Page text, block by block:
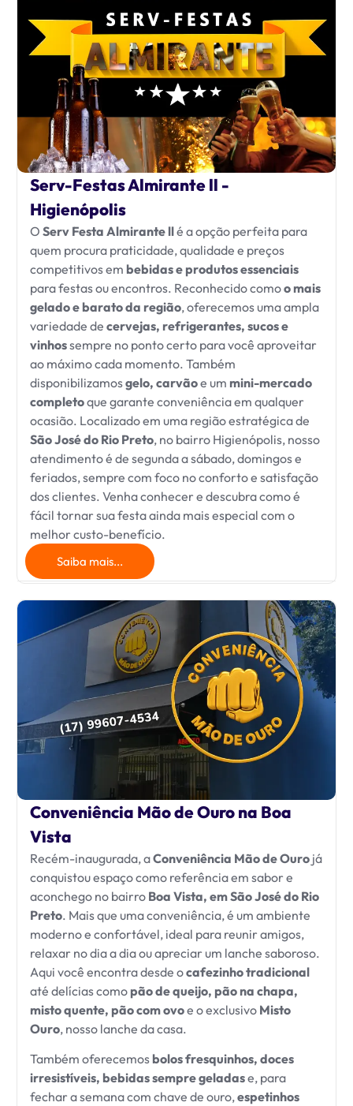
Serv-Festas Almirante ll -
Higienópolis
O Serv Festa Almirante llé a opção perfeita para
quem procura praticidade, qualidade e preços
competitivos em bebidas e produtos essenciais
para festas ou encontros. Reconhecido comoo mais
gelado e barato da região, oferecemos uma ampla
variedade de cervejas, refrigerantes, sucos e
vinhossempre no ponto certo para você aproveitar
ao máximo cada momento. Também
disponibilizamosgelo, carvãoe um mini-mercado
completoque garante conveniência em qualquer
ocasião. Localizado em uma região estratégica de
São José do Rio Preto, no bairro Higienópolis, nosso
atendimento é de segunda a sábado, domingos e
feriados, sempre com foco no conforto e satisfação
dos clientes. Venha conhecer e descubra como é
fácil tornar sua festa ainda mais especial com o
melhor custo-benefício.
Saiba mais...
Conveniência Mão de Ouro na Boa
Vista
Recém-inaugurada, aConveniência Mão de Ourojá
conquistou espaço como referência em sabor e
aconchego no bairro Boa Vista, em São José do Rio
Preto. Mais que uma conveniência, é um ambiente
moderno e confortável, ideal para reunir amigos,
relaxar no dia a dia ou apreciar um lanche saboroso.
Aqui você encontra desde ocafezinho tradicional
até delícias como pão de queijo, pão na chapa,
misto quente, pão com ovoe o exclusivo Misto
Ouro, nosso lanche da casa.
Também oferecemos bolos fresquinhos, doces
irresistíveis, bebidas sempre geladase, para
fechar a semana com chave de ouro,espetinhos